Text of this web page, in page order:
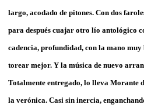
largo, acodado de pitones. Con dos
para después cuajar otro lío antológico
cadencia, profundidad, con la mano
torear mejor. Y la música de nuevo
Totalmente entregado, lo lleva Morante
la verónica. Casi sin inercia,